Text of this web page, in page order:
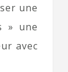
une
» une
avec